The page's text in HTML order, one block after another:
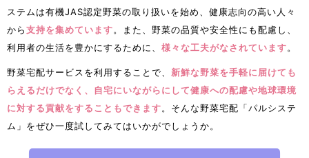
ステムは有機JAS認定野菜の取り扱いを始め、健康志向の高い人々
から支持を集めています。また、野菜の品質や安全性にも配慮し、
利用者の生活を豊かにするために、 様々な工夫がなされています。
野菜宅配サービスを利用することで、 新鮮な野菜を手軽に届けても
らえるだけでなく、自宅にいながらにして健康への配慮や地球環境
に対する貢献をすることもできます。そんな野菜宅配「パルシステ
ム」をぜひ一度試してみてはいかがでしょうか。